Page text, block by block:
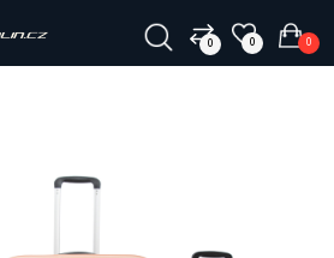
0 0 0